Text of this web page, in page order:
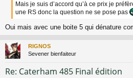
Mais je suis d’accord qu’à ce prix je
une RS donc la question ne se pose pas
Oui mais avec une boite 5 qui dénature
RIGNOS
Sevener bienfaiteur
Re: Caterham 485 Final édition